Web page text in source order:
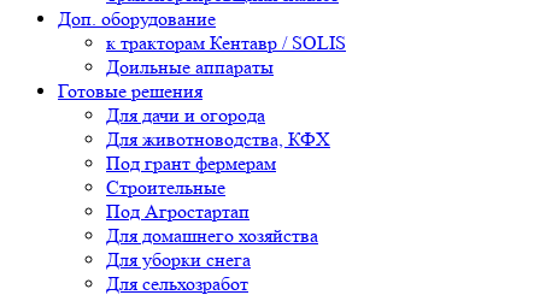
Доп. оборудование
к тракторам Кентавр / SOLIS
Доильные аппараты
Готовые решения
Для дачи и огорода
Для животноводства, КФХ
Под грант фермерам
Строительные
Под Агростартап
Для домашнего хозяйства
Для уборки снега
Для сельхозработ